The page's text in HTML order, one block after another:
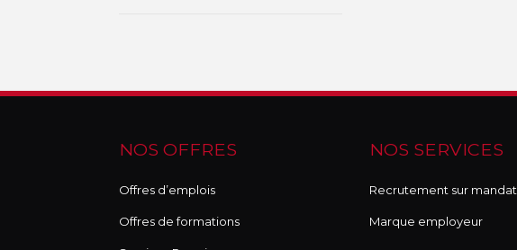
NOS OFFRES
Offres d’emplois
Offres de formations
NOS SERVICES
Recrutement sur mandat
Marque employeur